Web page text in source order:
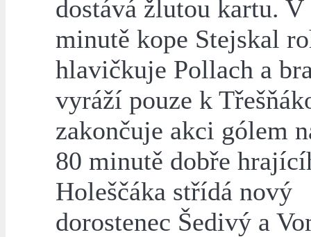
dostává žlutou kartu. V
minutě kope Stejskal
hlavičkuje Pollach a
vyráží pouze k
zakončuje akci gólem
80 minutě dobře
Holeščáka střídá nový
dorostenec Šedivý a